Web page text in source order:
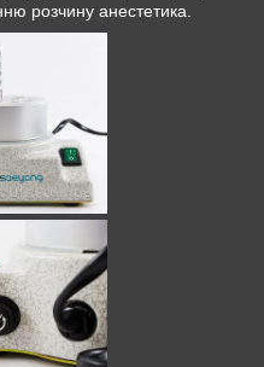
розчину анестетика.